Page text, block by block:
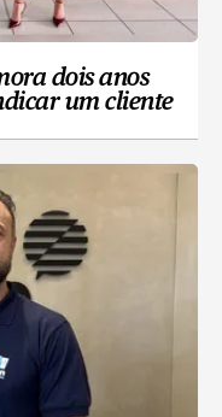
dois anos
um cliente